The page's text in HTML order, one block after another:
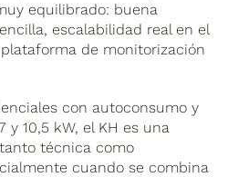
equilibrado: buena
escalabilidad real en el
de monitorización
con autoconsumo y
10,5 kW, el KH es una
técnica como
cuando se combina